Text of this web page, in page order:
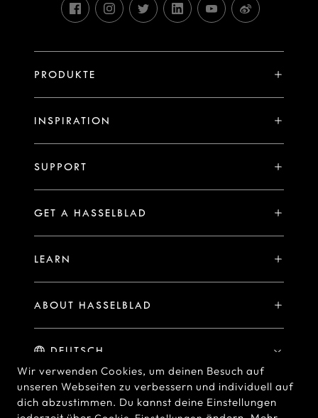
PRODUKTE
H System
PHOCUS MOBILE
Collaborations
INSPIRATION
Hasselblad Ambassadors
Hasselblad Heroines
Hasselblad Moments
SUPPORT
Mein Hasselblad
GET A HASSELBLAD
Find a Dealer
LEARN
ABOUT HASSELBLAD
Hasselblad Family
Contact Us
© Hasselblad2026
Wir verwenden Cookies, um deinen Besuch auf
unseren Webseiten zu verbessern und individuell auf
dich abzustimmen. Du kannst deine Einstellungen